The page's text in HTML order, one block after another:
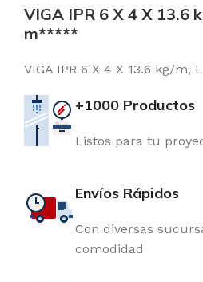
VIGA IPR 6 X 4 X 13.6
m*****
VIGA IPR 6 X 4 X 13.6 kg/
+1000 Productos
Listos para tu
Envíos Rápidos
Con diversas
comodidad